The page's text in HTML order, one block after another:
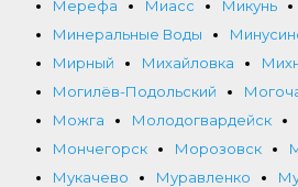
Мерефа
Миасс Микунь
Минеральные Воды
Мирный
Михайловка
Могилёв-Подольский
Можга
Молодогвардейск
Мончегорск
Морозовск
Мукачево
Муравленко